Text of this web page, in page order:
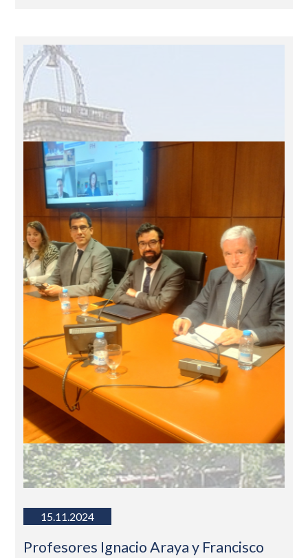
15.11.2024
Profesores Ignacio Araya y Francisco